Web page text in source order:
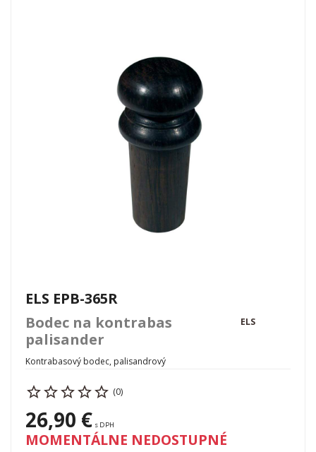
ELS EPB-365R
Bodec na kontrabas
palisander
ELS
Kontrabasový bodec, palisandrový
(0)
26,90 € s DPH
MOMENTÁLNE NEDOSTUPNÉ